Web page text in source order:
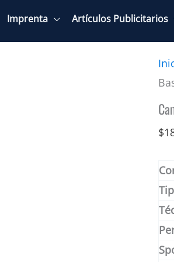
Imprenta Artículos Publicitarios
$